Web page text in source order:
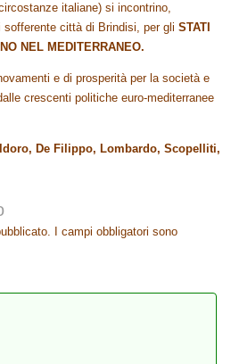
italiane) si incontrino,
sofferente città di Brindisi, per gliSTATI
NEL MEDITERRANEO.
e di prosperità per la società e
crescenti politiche euro-mediterranee
De Filippo, Lombardo, Scopelliti,
I campi obbligatori sono